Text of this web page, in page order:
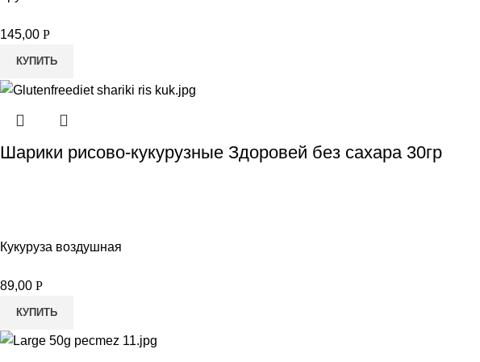
145,00 Р
КУПИТЬ
Шарики рисово-кукурузные Здоровей без сахара 30гр
Кукуруза воздушная
89,00 Р
КУПИТЬ